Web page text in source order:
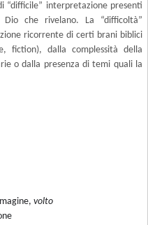
interpretazione presenti
che rivelano. La “difficoltà”
ricorrente di certi brani biblici
fiction), dalla complessità della
o dalla presenza di temi quali la
volto